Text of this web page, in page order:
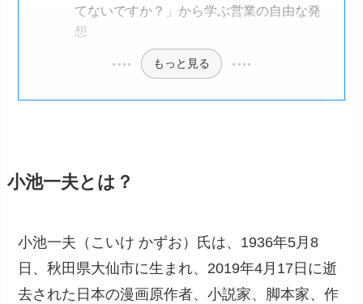
てないですか？」から学ぶ営業の自由な発
想
もっと見る
小池一夫とは？
小池一夫（こいけ かずお）氏は、1936年5月8
日、秋田県大仙市に生まれ、2019年4月17日に逝
去された日本の漫画原作者、小説家、脚本家、作